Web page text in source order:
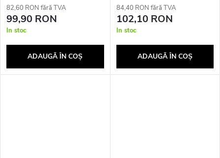
82,60 RON fără TVA
99,90 RON
In stoc
ADAUGĂ ÎN COŞ
84,40 RON fără TVA
102,10 RON
In stoc
ADAUGĂ ÎN COŞ